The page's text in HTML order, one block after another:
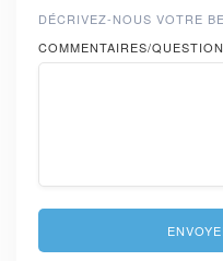
DÉCRIVEZ-NOUS VOTRE
COMMENTAIRES/